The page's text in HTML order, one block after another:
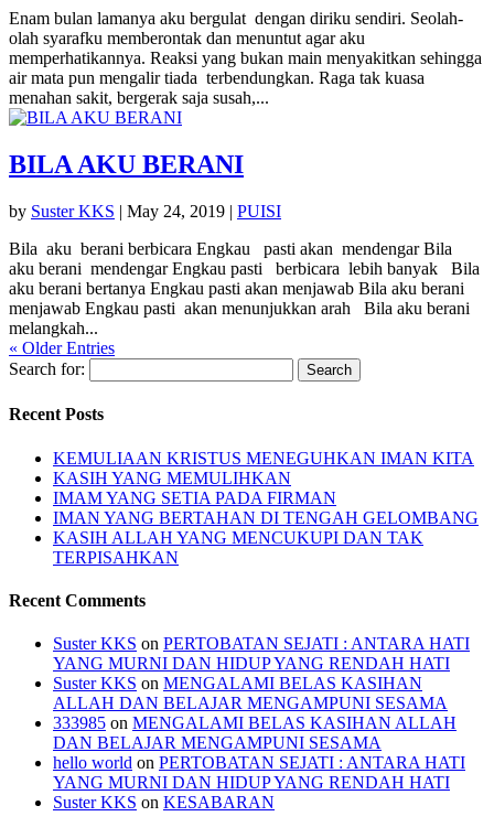
Enam bulan lamanya aku bergulat dengan diriku sendiri. Seolah-
olah syarafku memberontak dan menuntut agar aku
memperhatikannya. Reaksi yang bukan main menyakitkan sehingga
air mata pun mengalir tiada terbendungkan. Raga tak kuasa
menahan sakit, bergerak saja susah,...
BILA AKU BERANI
by Suster KKS | May 24, 2019 | PUISI
Bila aku berani berbicara Engkau pasti akan mendengar Bila
aku berani mendengar Engkau pasti berbicara lebih banyak Bila
aku berani bertanya Engkau pasti akan menjawab Bila aku berani
menjawab Engkau pasti akan menunjukkan arah Bila aku berani
melangkah...
« Older Entries
Search for:
Recent Posts
KEMULIAAN KRISTUS MENEGUHKAN IMAN KITA
KASIH YANG MEMULIHKAN
IMAM YANG SETIA PADA FIRMAN
IMAN YANG BERTAHAN DI TENGAH GELOMBANG
KASIH ALLAH YANG MENCUKUPI DAN TAK
TERPISAHKAN
Recent Comments
Suster KKS on PERTOBATAN SEJATI : ANTARA HATI
YANG MURNI DAN HIDUP YANG RENDAH HATI
Suster KKS on MENGALAMI BELAS KASIHAN
ALLAH DAN BELAJAR MENGAMPUNI SESAMA
333985 on MENGALAMI BELAS KASIHAN ALLAH
DAN BELAJAR MENGAMPUNI SESAMA
hello world on PERTOBATAN SEJATI : ANTARA HATI
YANG MURNI DAN HIDUP YANG RENDAH HATI
Suster KKS on KESABARAN